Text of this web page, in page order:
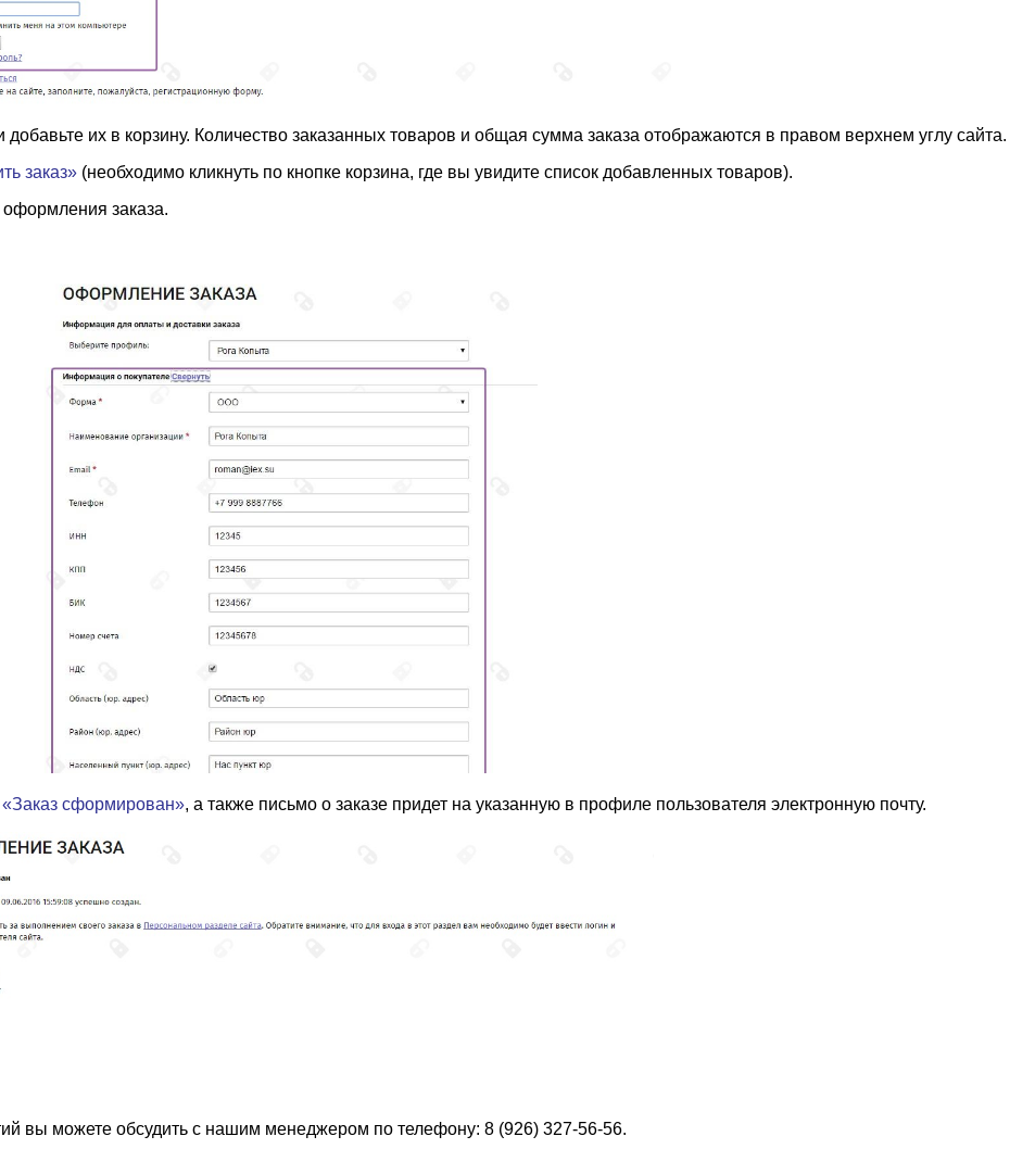
их в корзину. Количество заказанных товаров и общая сумма заказа отображаются в правом верхнем углу сайта.
заказ» (необходимо кликнуть по кнопке корзина, где вы увидите список добавленных товаров).
заказа.
«Заказ сформирован», а также письмо о заказе придет на указанную в профиле пользователя электронную почту.
вы можете обсудить с нашим менеджером по телефону: 8 (926) 327-56-56.